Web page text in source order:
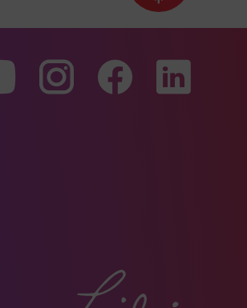
nach
oben
Zu
unserer
Zu
unserer
Zu
unserer